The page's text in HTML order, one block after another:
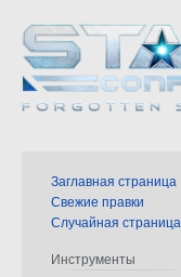
Заглавная страница
Свежие правки
Случайная страница
Инструменты